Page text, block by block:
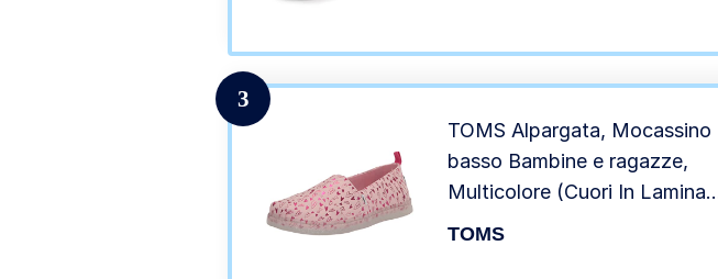
3
TOMS Alpargata, Mocassino
basso Bambine e ragazze,
Multicolore (Cuori In Lamina
Rosa Pastello), 35 EU
TOMS